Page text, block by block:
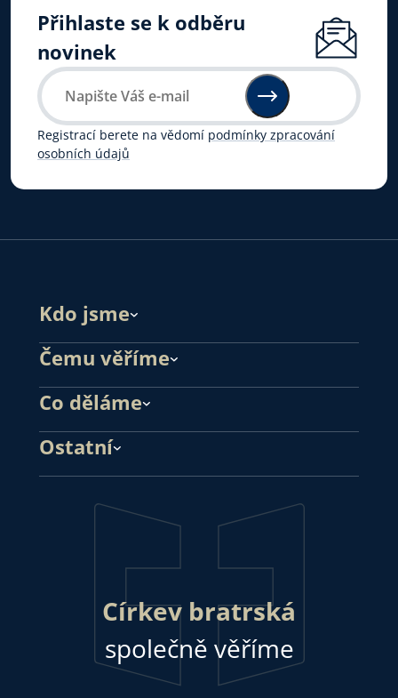
Přihlaste se k odběru
novinek
Registrací berete na vědomí podmínky zpracování
osobních údajů
Kdo jsme
Čemu věříme
Co děláme
Ostatní
Církev bratrská
společně věříme